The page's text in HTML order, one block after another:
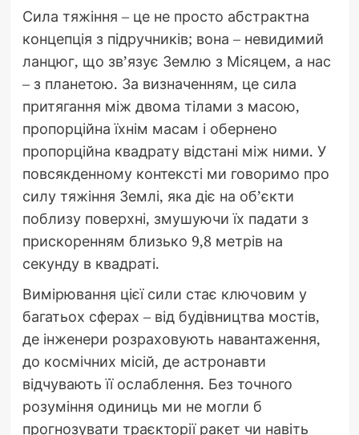
Сила тяжіння – це не просто абстрактна
концепція з підручників; вона – невидимий
ланцюг, що зв’язує Землю з Місяцем, а нас
– з планетою. За визначенням, це сила
притягання між двома тілами з масою,
пропорційна їхнім масам і обернено
пропорційна квадрату відстані між ними. У
повсякденному контексті ми говоримо про
силу тяжіння Землі, яка діє на об’єкти
поблизу поверхні, змушуючи їх падати з
прискоренням близько 9,8 метрів на
секунду в квадраті.
Вимірювання цієї сили стає ключовим у
багатьох сферах – від будівництва мостів,
де інженери розраховують навантаження,
до космічних місій, де астронавти
відчувають її ослаблення. Без точного
розуміння одиниць ми не могли б
прогнозувати траєкторії ракет чи навіть